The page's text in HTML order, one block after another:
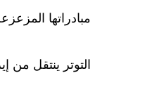
مبادراتها
التوتر ينتقل من